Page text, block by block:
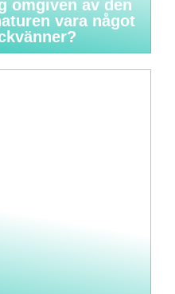
omgiven av den
vara något